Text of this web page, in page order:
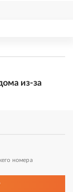
из-за
номера